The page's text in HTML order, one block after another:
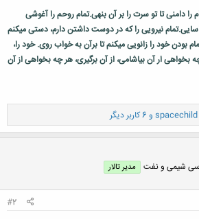
دامنی تا تو سرت را بر آن بنهی.تمام روحم را آغوشی
نیرویی را که در دوست داشتن دارم، دستی میکنم
بودن خود را زانویی میکنم تا برآن به خواب روی. خود را،
بخواهی ار آن بیاشامی، از آن برگیری، هر چه بخواهی از آن
spacechild و 6 کاربر دیگر
شیمی و نفت مدیر تالار
#2